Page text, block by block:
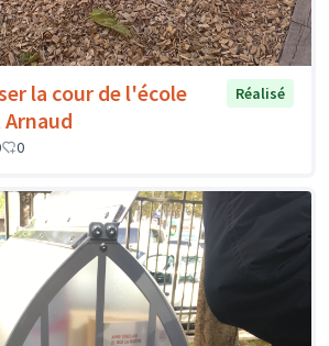
la cour de l'école
Réalisé
0